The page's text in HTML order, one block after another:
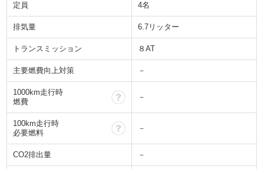
定員 4名
排気量 6.7リッター
トランスミッション ８AT
主要燃費向上対策 －
1000km走行時
燃費
－
100km走行時
必要燃料
－
CO2排出量 －